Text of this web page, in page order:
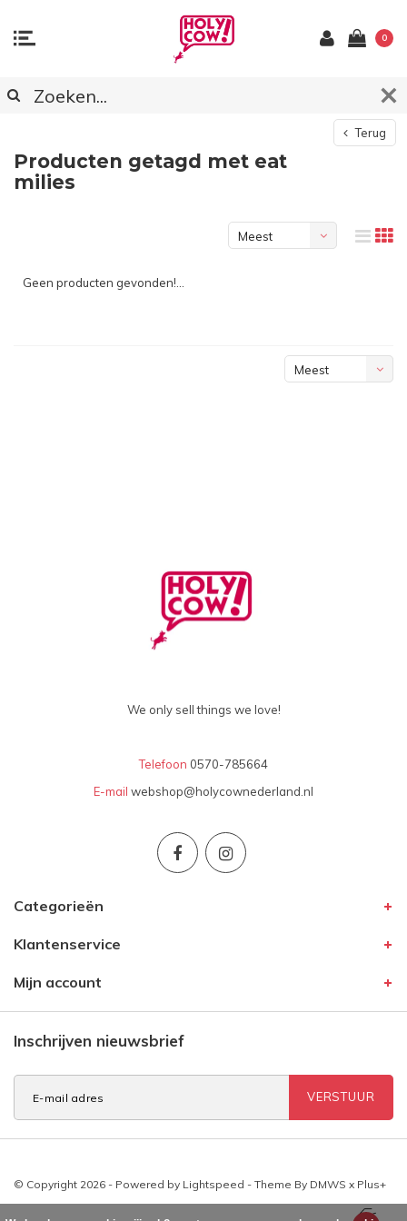
0
Terug
Producten getagd met eat
milies
Meest
Geen producten gevonden!...
Meest
We only sell things we love!
Telefoon 0570-785664
E-mail webshop@holycownederland.nl
Categorieën
Klantenservice
Mijn account
Inschrijven nieuwsbrief
VERSTUUR
© Copyright 2026 - Powered by Lightspeed - Theme By DMWS x Plus+